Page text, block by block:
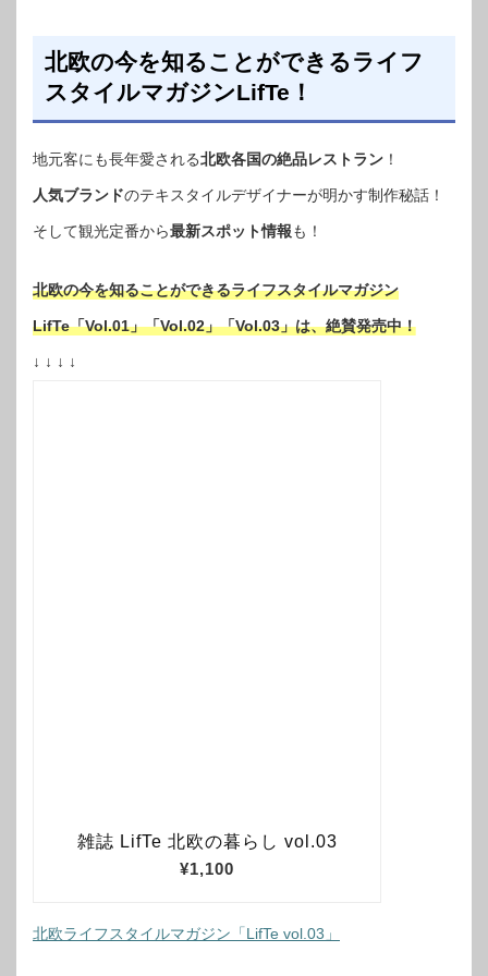
北欧の今を知ることができるライフ
スタイルマガジンLifTe！
地元客にも長年愛される北欧各国の絶品レストラン ！
人気ブランドのテキスタイルデザイナーが明かす制作秘話！
そして観光定番から最新スポット情報も！
北欧の今を知ることができるライフスタイルマガジン
LifTe「Vol.01」「Vol.02」「Vol.03」は、絶賛発売中！
↓ ↓ ↓ ↓
北欧ライフスタイルマガジン「LifTe vol.03」